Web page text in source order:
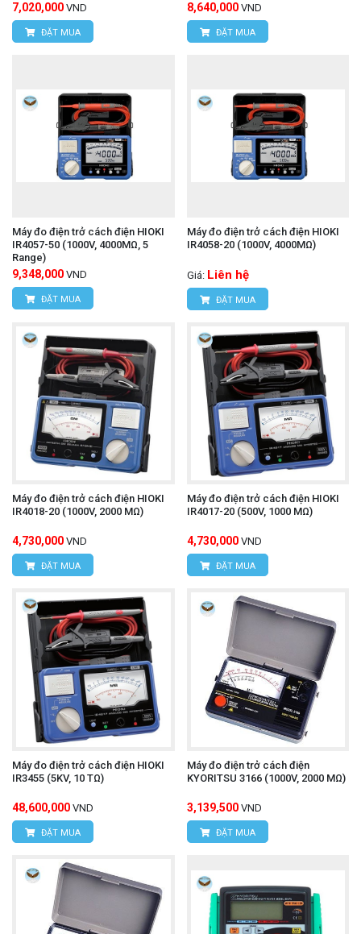
7,020,000 VND
ĐẶT MUA
8,640,000 VND
ĐẶT MUA
Máy đo điện trở cách điện HIOKI
IR4057-50 (1000V, 4000MΩ, 5
Range)
9,348,000 VND
ĐẶT MUA
Máy đo điện trở cách điện HIOKI
IR4058-20 (1000V, 4000MΩ)
Giá: Liên hệ
ĐẶT MUA
Máy đo điện trở cách điện HIOKI
IR4018-20 (1000V, 2000 MΩ)
4,730,000 VND
ĐẶT MUA
Máy đo điện trở cách điện HIOKI
IR4017-20 (500V, 1000 MΩ)
4,730,000 VND
ĐẶT MUA
Máy đo điện trở cách điện HIOKI
IR3455 (5KV, 10 TΩ)
48,600,000 VND
ĐẶT MUA
Máy đo điện trở cách điện
KYORITSU 3166 (1000V, 2000 MΩ)
3,139,500 VND
ĐẶT MUA